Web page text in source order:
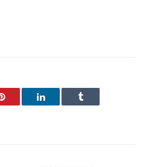
Pinterest LinkedIn Tumblr